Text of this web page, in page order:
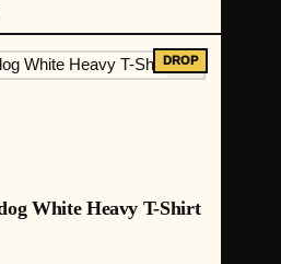
White Heavy T-Shirt